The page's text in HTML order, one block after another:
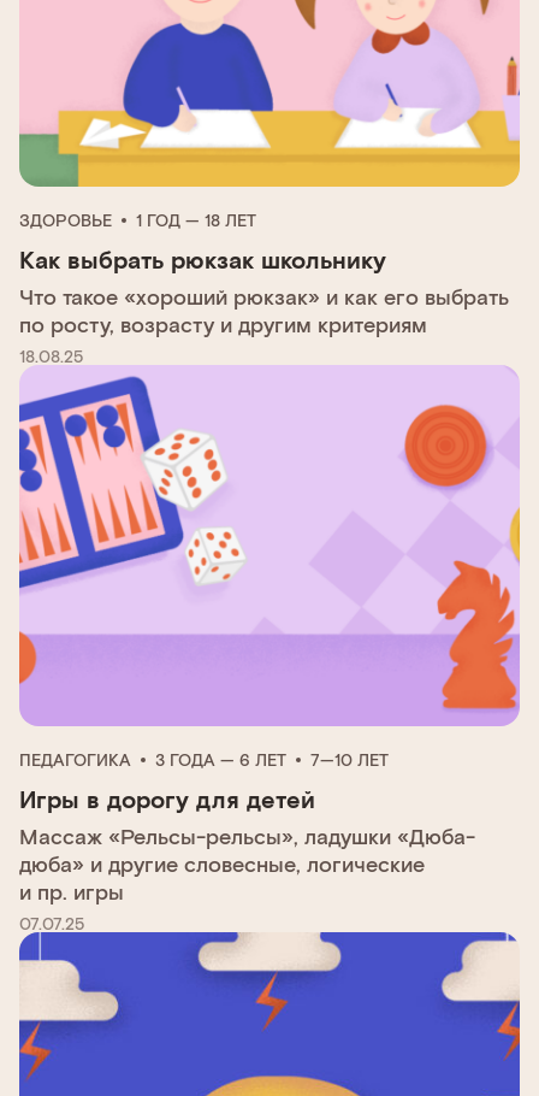
ЗДОРОВЬЕ 1 ГОД — 18 ЛЕТ
Как выбрать рюкзак школьнику
Что такое «хороший рюкзак» и как его выбрать
по росту, возрасту и другим критериям
18.08.25
ПЕДАГОГИКА 3 ГОДА — 6 ЛЕТ 7—10 ЛЕТ
Игры в дорогу для детей
Массаж «Рельсы-рельсы», ладушки «Дюба-
дюба» и другие словесные, логические
и пр. игры
07.07.25